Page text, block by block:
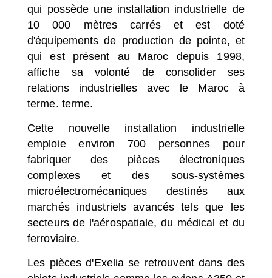
qui possède une installation industrielle de
10 000 mètres carrés et est doté
d'équipements de production de pointe, et
qui est présent au Maroc depuis 1998,
affiche sa volonté de consolider ses
relations industrielles avec le Maroc à
terme. terme.
Cette nouvelle installation industrielle
emploie environ 700 personnes pour
fabriquer des pièces électroniques
complexes et des sous-systèmes
microélectromécaniques destinés aux
marchés industriels avancés tels que les
secteurs de l'aérospatiale, du médical et du
ferroviaire.
Les pièces d'Exelia se retrouvent dans des